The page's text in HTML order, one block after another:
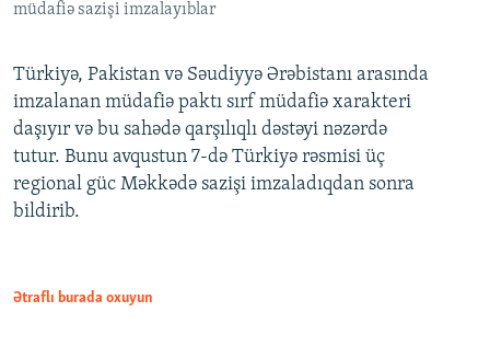
müdafiə sazişi imzalayıblar
Türkiyə, Pakistan və Səudiyyə Ərəbistanı arasında
imzalanan müdafiə paktı sırf müdafiə xarakteri
daşıyır və bu sahədə qarşılıqlı dəstəyi nəzərdə
tutur. Bunu avqustun 7-də Türkiyə rəsmisi üç
regional güc Məkkədə sazişi imzaladıqdan sonra
bildirib.
Ətraflı burada oxuyun